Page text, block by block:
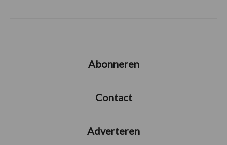
Abonneren
Contact
Adverteren